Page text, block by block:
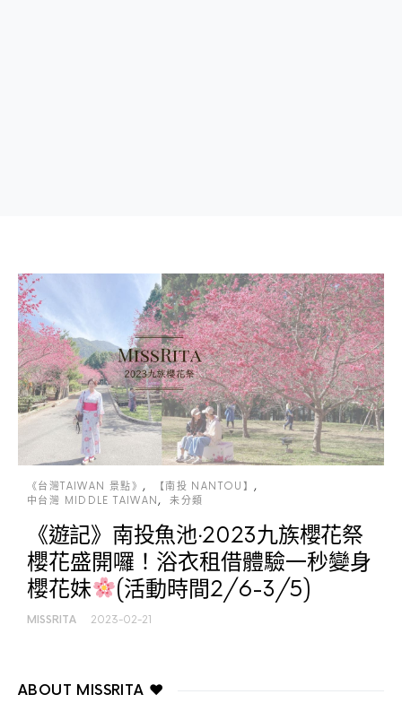
《台灣TAIWAN 景點》
【南投 NANTOU】
中台灣 MIDDLE TAIWAN
未分類
《遊記》南投魚池‧2023九族櫻花祭
櫻花盛開囉！浴衣租借體驗一秒變身
櫻花妹
(活動時間2/6-3/5)
MISSRITA 2023-02-21
ABOUT MISSRITA ♥